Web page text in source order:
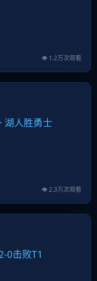
👁 1.2万次观看
湖人胜勇士
👁 2.3万次观看
0击败T1